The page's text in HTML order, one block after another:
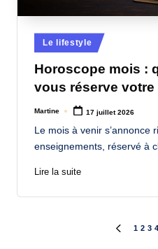
Posted
in
Le lifestyle
Horoscope mois :
vous réserve
Posted
Martine 17 juillet 2026
Le mois à venir s’annonce
enseignements, réservé à
Lire la suite
PaginationPREVIOUS
1 2 3 4